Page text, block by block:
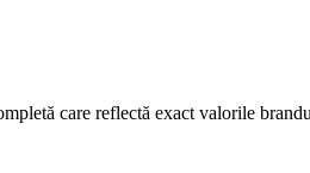
care reflectă exact valorile